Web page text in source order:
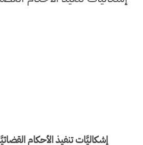
إشكاليَّات تنفيذ الأحكام